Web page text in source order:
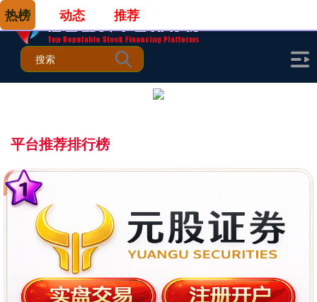
平台推荐排行榜
热榜 动态 推荐